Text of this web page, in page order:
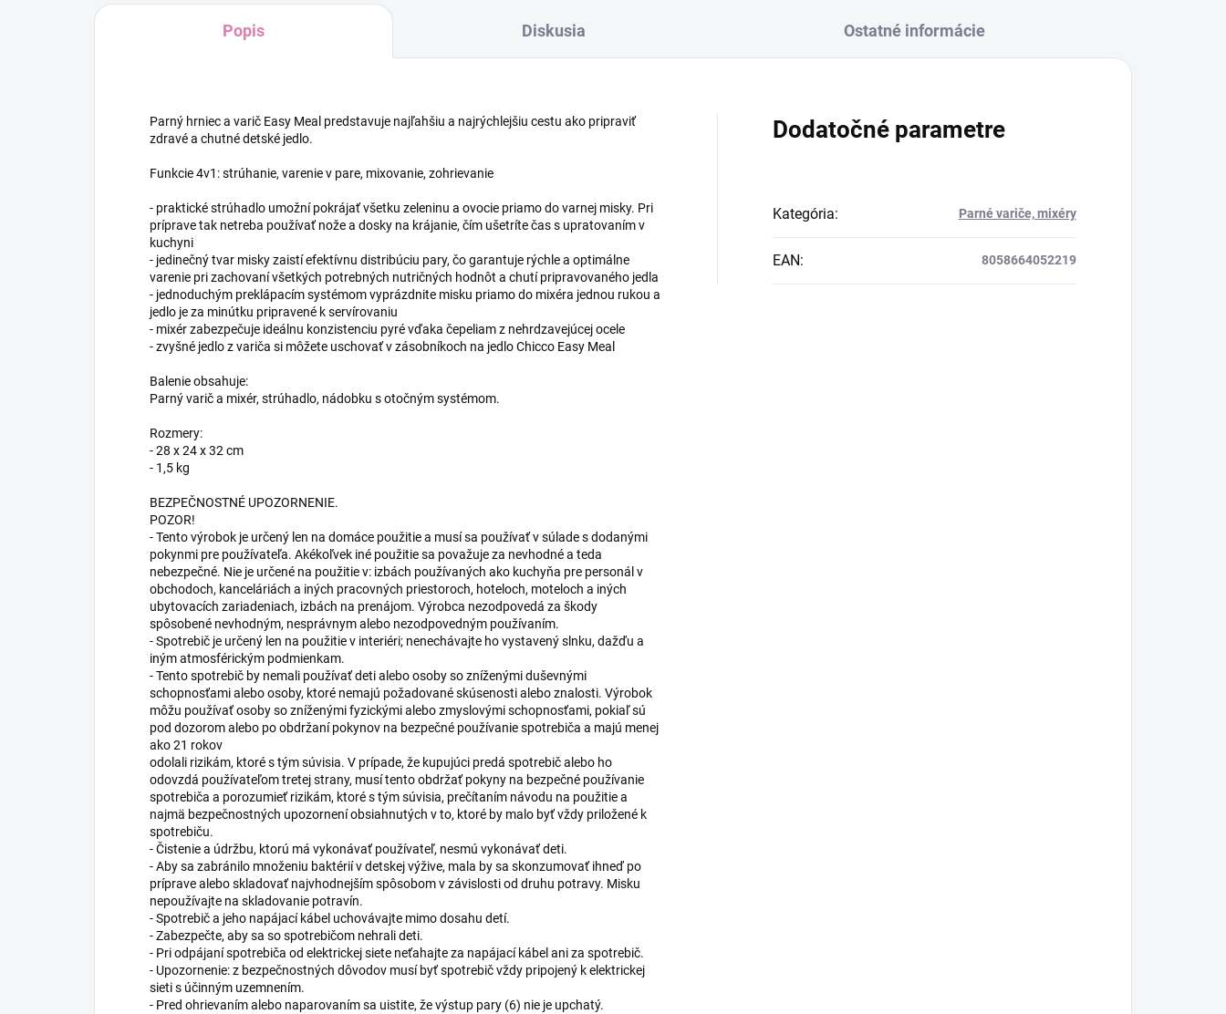
Popis Diskusia Ostatné informácie
Parný hrniec a varič Easy Meal predstavuje najľahšiu a najrýchlejšiu cestu ako pripraviť
zdravé a chutné detské jedlo.
Funkcie 4v1: strúhanie, varenie v pare, mixovanie, zohrievanie
- praktické strúhadlo umožní pokrájať všetku zeleninu a ovocie priamo do varnej misky. Pri
príprave tak netreba používať nože a dosky na krájanie, čím ušetríte čas s upratovaním v
kuchyni
- jedinečný tvar misky zaistí efektívnu distribúciu pary, čo garantuje rýchle a optimálne
varenie pri zachovaní všetkých potrebných nutričných hodnôt a chutí pripravovaného jedla
- jednoduchým preklápacím systémom vyprázdnite misku priamo do mixéra jednou rukou a
jedlo je za minútku pripravené k servírovaniu
- mixér zabezpečuje ideálnu konzistenciu pyré vďaka čepeliam z nehrdzavejúcej ocele
- zvyšné jedlo z variča si môžete uschovať v zásobníkoch na jedlo Chicco Easy Meal
Balenie obsahuje:
Parný varič a mixér, strúhadlo, nádobku s otočným systémom.
Rozmery:
- 28 x 24 x 32 cm
- 1,5 kg
BEZPEČNOSTNÉ UPOZORNENIE.
POZOR!
- Tento výrobok je určený len na domáce použitie a musí sa používať v súlade s dodanými
pokynmi pre používateľa. Akékoľvek iné použitie sa považuje za nevhodné a teda
nebezpečné. Nie je určené na použitie v: izbách používaných ako kuchyňa pre personál v
obchodoch, kanceláriách a iných pracovných priestoroch, hoteloch, moteloch a iných
ubytovacích zariadeniach, izbách na prenájom. Výrobca nezodpovedá za škody
spôsobené nevhodným, nesprávnym alebo nezodpovedným používaním.
- Spotrebič je určený len na použitie v interiéri; nenechávajte ho vystavený slnku, dažďu a
iným atmosférickým podmienkam.
- Tento spotrebič by nemali používať deti alebo osoby so zníženými duševnými
schopnosťami alebo osoby, ktoré nemajú požadované skúsenosti alebo znalosti. Výrobok
môžu používať osoby so zníženými fyzickými alebo zmyslovými schopnosťami, pokiaľ sú
pod dozorom alebo po obdržaní pokynov na bezpečné používanie spotrebiča a majú menej
ako 21 rokov
odolali rizikám, ktoré s tým súvisia. V prípade, že kupujúci predá spotrebič alebo ho
odovzdá používateľom tretej strany, musí tento obdržať pokyny na bezpečné používanie
spotrebiča a porozumieť rizikám, ktoré s tým súvisia, prečítaním návodu na použitie a
najmä bezpečnostných upozornení obsiahnutých v to, ktoré by malo byť vždy priložené k
spotrebiču.
- Čistenie a údržbu, ktorú má vykonávať používateľ, nesmú vykonávať deti.
- Aby sa zabránilo množeniu baktérií v detskej výžive, mala by sa skonzumovať ihneď po
príprave alebo skladovať najvhodnejším spôsobom v závislosti od druhu potravy. Misku
nepoužívajte na skladovanie potravín.
- Spotrebič a jeho napájací kábel uchovávajte mimo dosahu detí.
- Zabezpečte, aby sa so spotrebičom nehrali deti.
- Pri odpájaní spotrebiča od elektrickej siete neťahajte za napájací kábel ani za spotrebič.
- Upozornenie: z bezpečnostných dôvodov musí byť spotrebič vždy pripojený k elektrickej
sieti s účinným uzemnením.
- Pred ohrievaním alebo naparovaním sa uistite, že výstup pary (6) nie je upchatý.
Dodatočné parametre
Kategória: Parné variče, mixéry
EAN: 8058664052219